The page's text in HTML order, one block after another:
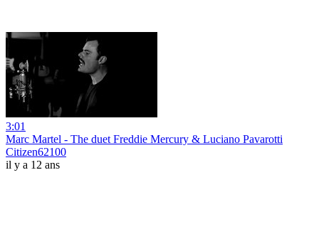
3:01
Marc Martel - The duet Freddie Mercury & Luciano Pavarotti
Citizen62100
il y a 12 ans